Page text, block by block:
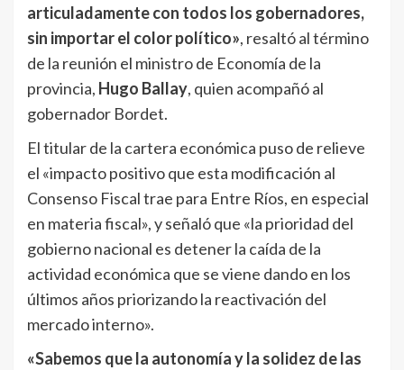
articuladamente con todos los gobernadores,
sin importar el color político», resaltó al término
de la reunión el ministro de Economía de la
provincia, Hugo Ballay, quien acompañó al
gobernador Bordet.
El titular de la cartera económica puso de relieve
el «impacto positivo que esta modificación al
Consenso Fiscal trae para Entre Ríos, en especial
en materia fiscal», y señaló que «la prioridad del
gobierno nacional es detener la caída de la
actividad económica que se viene dando en los
últimos años priorizando la reactivación del
mercado interno».
«Sabemos que la autonomía y la solidez de las